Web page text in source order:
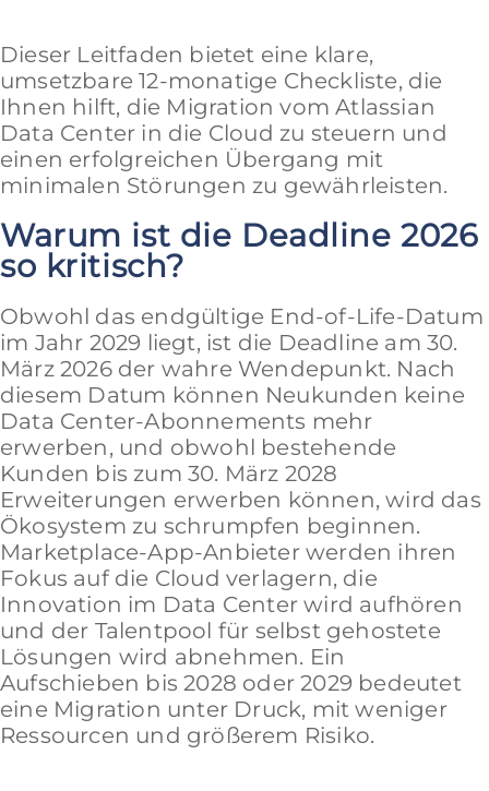
Dieser Leitfaden bietet eine klare,
umsetzbare 12-monatige Checkliste, die
Ihnen hilft, die Migration vom Atlassian
Data Center in die Cloud zu steuern und
einen erfolgreichen Übergang mit
minimalen Störungen zu gewährleisten.
Warum ist die Deadline 2026
so kritisch?
Obwohl das endgültige End-of-Life-Datum
im Jahr 2029 liegt, ist die Deadline am 30.
März 2026 der wahre Wendepunkt. Nach
diesem Datum können Neukunden keine
Data Center-Abonnements mehr
erwerben, und obwohl bestehende
Kunden bis zum 30. März 2028
Erweiterungen erwerben können, wird das
Ökosystem zu schrumpfen beginnen.
Marketplace-App-Anbieter werden ihren
Fokus auf die Cloud verlagern, die
Innovation im Data Center wird aufhören
und der Talentpool für selbst gehostete
Lösungen wird abnehmen. Ein
Aufschieben bis 2028 oder 2029 bedeutet
eine Migration unter Druck, mit weniger
Ressourcen und größerem Risiko.